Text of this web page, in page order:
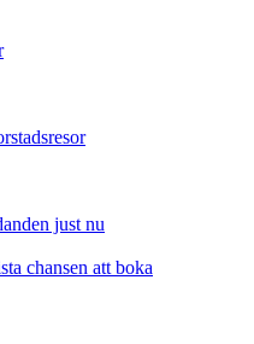
just nu
chansen att boka